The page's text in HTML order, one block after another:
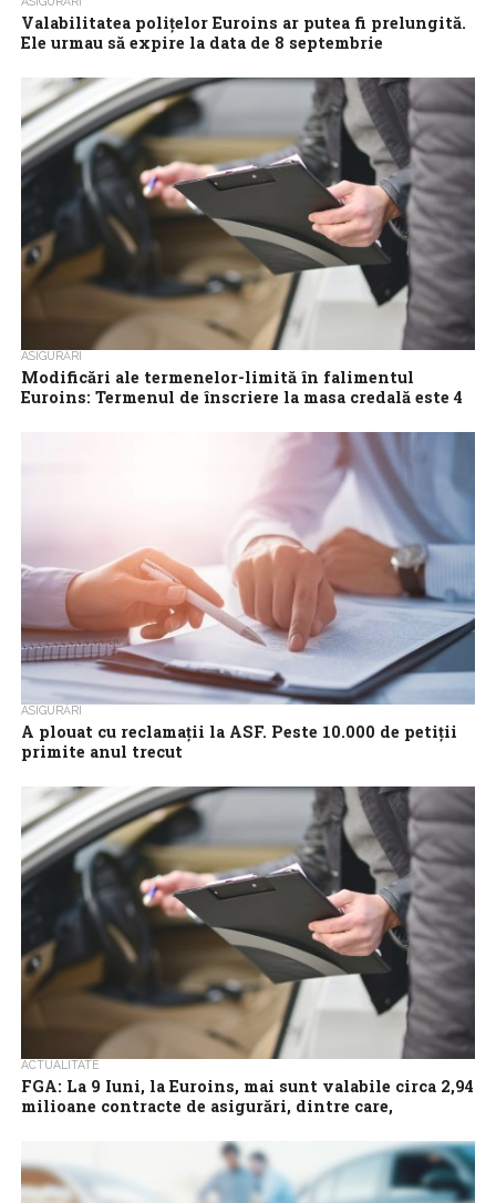
Valabilitatea poliţelor Euroins ar putea fi prelungită.
Ele urmau să expire la data de 8 septembrie
în urma unei propuneri ce aparține Autorității de Supraveghere
Financiară (ASF),...
ASIGURĂRI
Modificări ale termenelor-limită în falimentul
Euroins: Termenul de înscriere la masa credală este 4
Casa de insolvenţă CITR, în calitate de lichidator judiciar al
asiguratorului Euroins, intrat în faliment, anunţă că termenul
ASIGURĂRI
A plouat cu reclamații la ASF. Peste 10.000 de petiții
primite anul trecut
un număr de 10.214 petiții privind activitatea entităților
autorizate, reglementate și/sau supravegheate. Comparativ cu...
ACTUALITATE
FGA: La 9 Iuni, la Euroins, mai sunt valabile circa 2,94
milioane contracte de asigurări, dintre care,
La data ridicării licenţei de funcţionare, la 17 martie 2023, la
Societatea Euroins Asigurare-Reasigurare SA erau valabile circa
3,66 milioane contracte de...